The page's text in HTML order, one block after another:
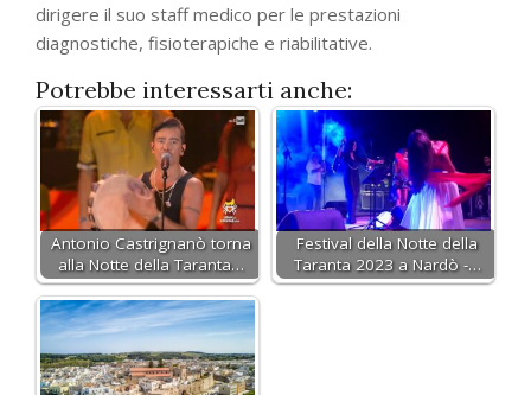
dirigere il suo staff medico per le prestazioni
diagnostiche, fisioterapiche e riabilitative.
Potrebbe interessarti anche:
Antonio Castrignanò torna
alla Notte della Taranta…
Festival della Notte della
Taranta 2023 a Nardò -…